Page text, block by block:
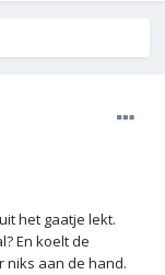
het gaatje lekt.
En koelt de
niks aan de hand.